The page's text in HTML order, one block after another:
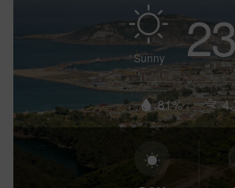
Sunny 23
81%